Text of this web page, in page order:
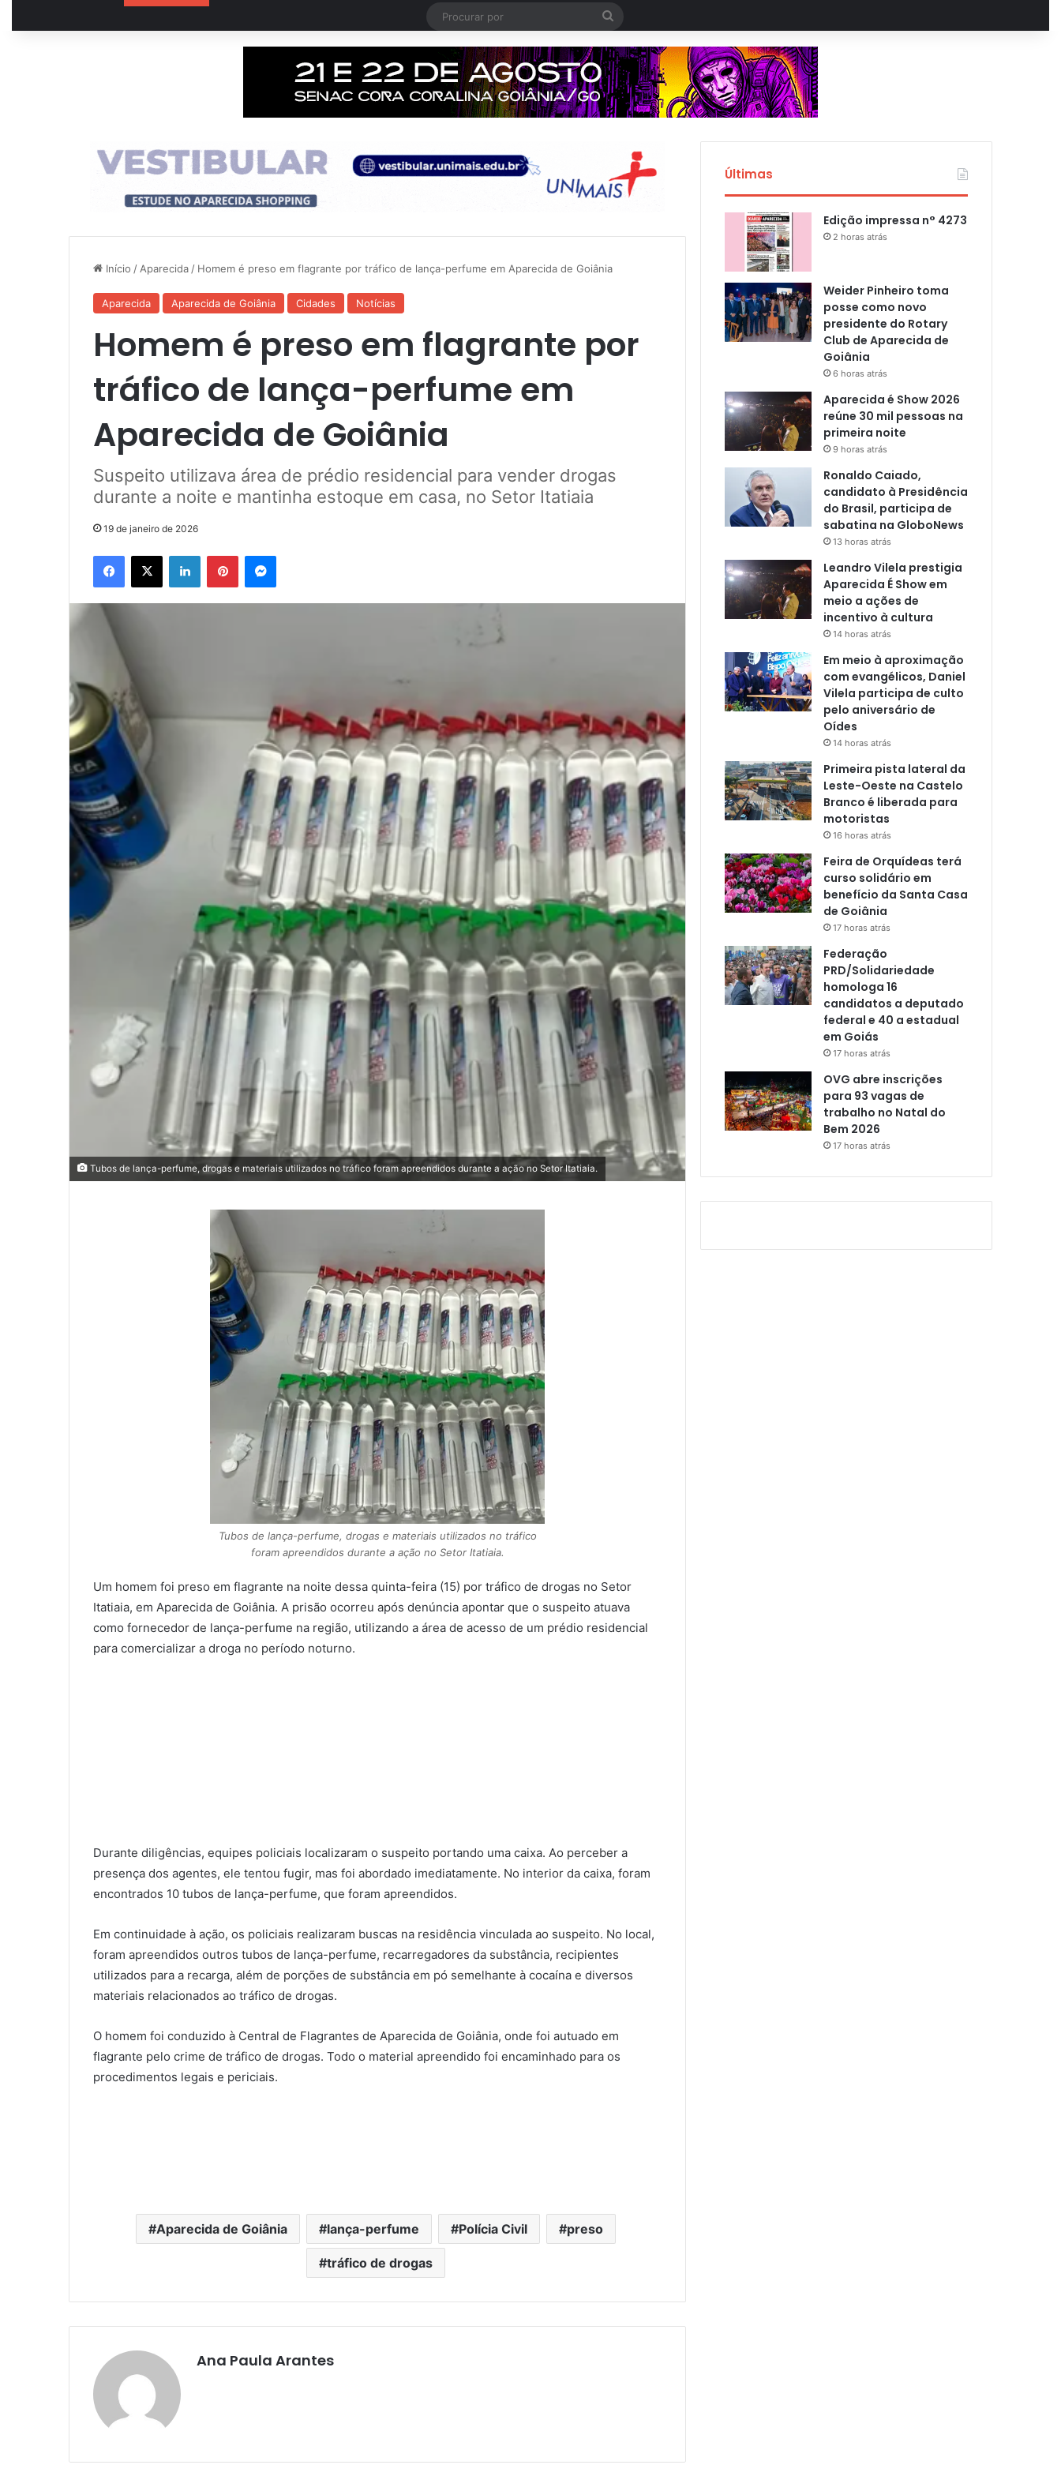
Procurar
por
Início / Aparecida / Homem é preso em flagrante por tráfico de lança-perfume em Aparecida de Goiânia
Aparecida Aparecida de Goiânia Cidades Notícias
Homem é preso em flagrante por
tráfico de lança-perfume em
Aparecida de Goiânia
Suspeito utilizava área de prédio residencial para vender drogas
durante a noite e mantinha estoque em casa, no Setor Itatiaia
19 de janeiro de 2026
Facebook
X LinkedinPinterestMessenger
Tubos de lança-perfume, drogas e materiais utilizados no tráfico foram apreendidos durante a ação no Setor Itatiaia.
Tubos de lança-perfume, drogas e materiais utilizados no tráfico
foram apreendidos durante a ação no Setor Itatiaia.
Um homem foi preso em flagrante na noite dessa quinta-feira (15) por tráfico de drogas no Setor
Itatiaia, em Aparecida de Goiânia. A prisão ocorreu após denúncia apontar que o suspeito atuava
como fornecedor de lança-perfume na região, utilizando a área de acesso de um prédio residencial
para comercializar a droga no período noturno.
Durante diligências, equipes policiais localizaram o suspeito portando uma caixa. Ao perceber a
presença dos agentes, ele tentou fugir, mas foi abordado imediatamente. No interior da caixa, foram
encontrados 10 tubos de lança-perfume, que foram apreendidos.
Em continuidade à ação, os policiais realizaram buscas na residência vinculada ao suspeito. No local,
foram apreendidos outros tubos de lança-perfume, recarregadores da substância, recipientes
utilizados para a recarga, além de porções de substância em pó semelhante à cocaína e diversos
materiais relacionados ao tráfico de drogas.
O homem foi conduzido à Central de Flagrantes de Aparecida de Goiânia, onde foi autuado em
flagrante pelo crime de tráfico de drogas. Todo o material apreendido foi encaminhado para os
procedimentos legais e periciais.
Aparecida de Goiânia lança-perfume Polícia Civil preso
tráfico de drogas
Ana Paula Arantes
Últimas
Edição impressa n° 4273
2 horas atrás
Weider Pinheiro toma
posse como novo
presidente do Rotary
Club de Aparecida de
Goiânia
6 horas atrás
Aparecida é Show 2026
reúne 30 mil pessoas na
primeira noite
9 horas atrás
Ronaldo Caiado,
candidato à Presidência
do Brasil, participa de
sabatina na GloboNews
13 horas atrás
Leandro Vilela prestigia
Aparecida É Show em
meio a ações de
incentivo à cultura
14 horas atrás
Em meio à aproximação
com evangélicos, Daniel
Vilela participa de culto
pelo aniversário de
Oídes
14 horas atrás
Primeira pista lateral da
Leste-Oeste na Castelo
Branco é liberada para
motoristas
16 horas atrás
Feira de Orquídeas terá
curso solidário em
benefício da Santa Casa
de Goiânia
17 horas atrás
Federação
PRD/Solidariedade
homologa 16
candidatos a deputado
federal e 40 a estadual
em Goiás
17 horas atrás
OVG abre inscrições
para 93 vagas de
trabalho no Natal do
Bem 2026
17 horas atrás